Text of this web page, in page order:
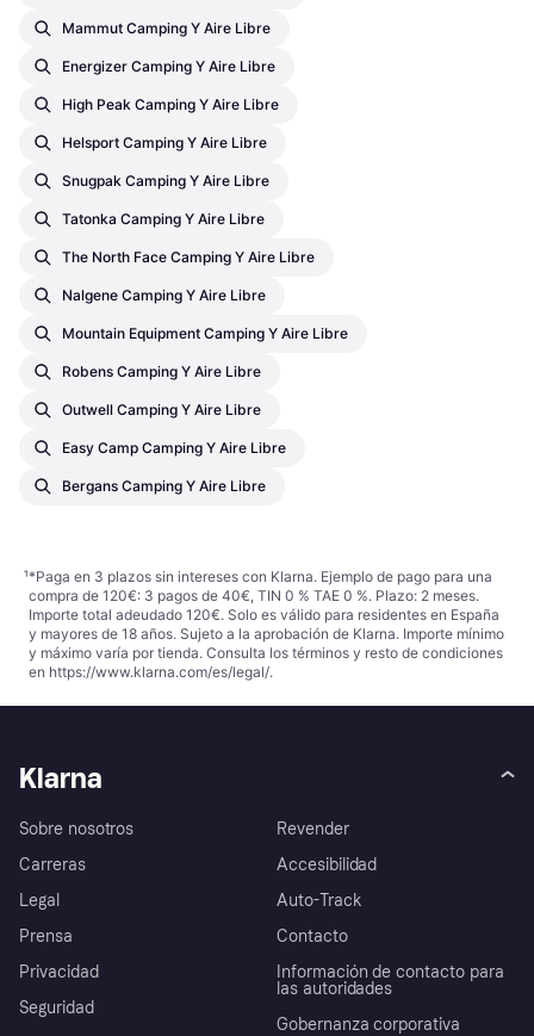
Mammut Camping Y Aire Libre
Energizer Camping Y Aire Libre
High Peak Camping Y Aire Libre
Helsport Camping Y Aire Libre
Snugpak Camping Y Aire Libre
Tatonka Camping Y Aire Libre
The North Face Camping Y Aire Libre
Nalgene Camping Y Aire Libre
Mountain Equipment Camping Y Aire Libre
Robens Camping Y Aire Libre
Outwell Camping Y Aire Libre
Easy Camp Camping Y Aire Libre
Bergans Camping Y Aire Libre
¹*Paga en 3 plazos sin intereses con Klarna. Ejemplo de pago para una
compra de 120€: 3 pagos de 40€, TIN 0 % TAE 0 %. Plazo: 2 meses.
Importe total adeudado 120€. Solo es válido para residentes en España
y mayores de 18 años. Sujeto a la aprobación de Klarna. Importe mínimo
y máximo varía por tienda. Consulta los términos y resto de condiciones
en https://www.klarna.com/es/legal/.
Klarna
Sobre nosotros
Carreras
Legal
Prensa
Privacidad
Seguridad
Revender
Accesibilidad
Auto-Track
Contacto
Información de contacto para
las autoridades
Gobernanza corporativa